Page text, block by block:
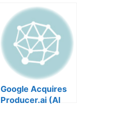
TO YOUR SONGS
GET IN
HEEERRREEE)
Google Acquires
Producer.ai (AI